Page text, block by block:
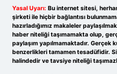
Yasal Uyarı: Bu internet sitesi,
şirketi ile hiçbir bağlantısı
hazırladığımız makaleler
haber niteliği taşımamakta olup,
paylaşım yapılmamaktadır. Gerçek
benzerlikleri tamamen tesadüfidir.
halindedir ve tavsiye niteliği